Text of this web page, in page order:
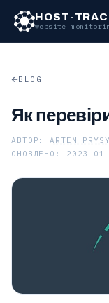
HOST-
website
BLOG
Як
АВТОР:ARTEM
ОНОВЛЕНО: 2023-